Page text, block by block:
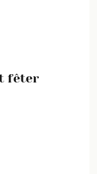
fêter